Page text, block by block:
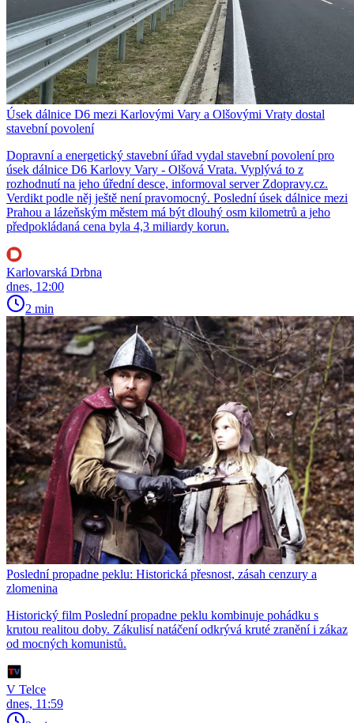
Úsek dálnice D6 mezi Karlovými Vary a Olšovými Vraty dostal
stavební povolení
Dopravní a energetický stavební úřad vydal stavební povolení pro
úsek dálnice D6 Karlovy Vary - Olšová Vrata. Vyplývá to z
rozhodnutí na jeho úřední desce, informoval server Zdopravy.cz.
Verdikt podle něj ještě není pravomocný. Poslední úsek dálnice mezi
Prahou a lázeňským městem má být dlouhý osm kilometrů a jeho
předpokládaná cena byla 4,3 miliardy korun.
Karlovarská Drbna
dnes, 12:00
2 min
Poslední propadne peklu: Historická přesnost, zásah cenzury a
zlomenina
Historický film Poslední propadne peklu kombinuje pohádku s
krutou realitou doby. Zákulisí natáčení odkrývá kruté zranění i zákaz
od mocných komunistů.
V Telce
dnes, 11:59